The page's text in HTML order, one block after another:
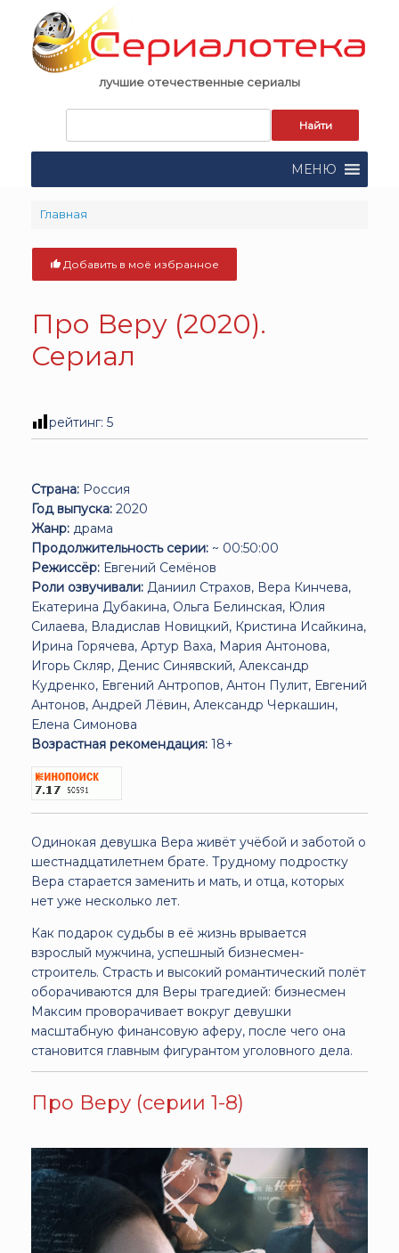
content
лучшие отечественные сериалы
поиска:
МЕНЮ
Главная
Добавить в моё избранное
Про Веру (2020).
Сериал
рейтинг: 5
Страна: Россия
Год выпуска: 2020
Жанр: драма
Продолжительность серии: ~ 00:50:00
Режиссёр: Евгений Семёнов
Роли озвучивали: Даниил Страхов, Вера Кинчева,
Екатерина Дубакина, Ольга Белинская, Юлия
Силаева, Владислав Новицкий, Кристина Исайкина,
Ирина Горячева, Артур Ваха, Мария Антонова,
Игорь Скляр, Денис Синявский, Александр
Кудренко, Евгений Антропов, Антон Пулит, Евгений
Антонов, Андрей Лёвин, Александр Черкашин,
Елена Симонова
Возрастная рекомендация: 18+
Одинокая девушка Вера живёт учёбой и заботой о
шестнадцатилетнем брате. Трудному подростку
Вера старается заменить и мать, и отца, которых
нет уже несколько лет.
Как подарок судьбы в её жизнь врывается
взрослый мужчина, успешный бизнесмен-
строитель. Страсть и высокий романтический полёт
оборачиваются для Веры трагедией: бизнесмен
Максим проворачивает вокруг девушки
масштабную финансовую аферу, после чего она
становится главным фигурантом уголовного дела.
Про Веру (серии 1-8)